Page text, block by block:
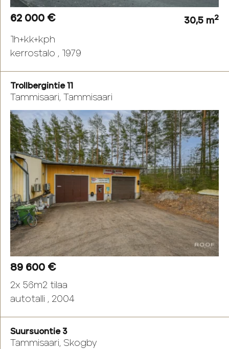
62 000 € 30,5 m2
1h+kk+kph
kerrostalo , 1979
Trollbergintie 11
Tammisaari, Tammisaari
89 600 €
2x 56m2 tilaa
autotalli , 2004
Suursuontie 3
Tammisaari, Skogby